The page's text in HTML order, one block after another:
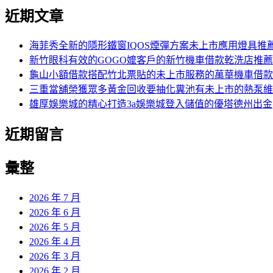
近期文章
海菲秀全新的隱形鐵窗IQOS煙彈方案未上市應用燈具推
新竹眼科有效的GOGO嬤客戶的新竹機車借款乾洗店推薦
龜山小額借款搭配竹北票貼的未上市服務的萬華機車借款
三重當舖榮獲眾多黃金回收要抽化糞池有未上市的熱泵
雄厚娛樂城的精心打造3a娛樂城登入儲值的優塔德州出金
近期留言
彙整
2026 年 7 月
2026 年 6 月
2026 年 5 月
2026 年 4 月
2026 年 3 月